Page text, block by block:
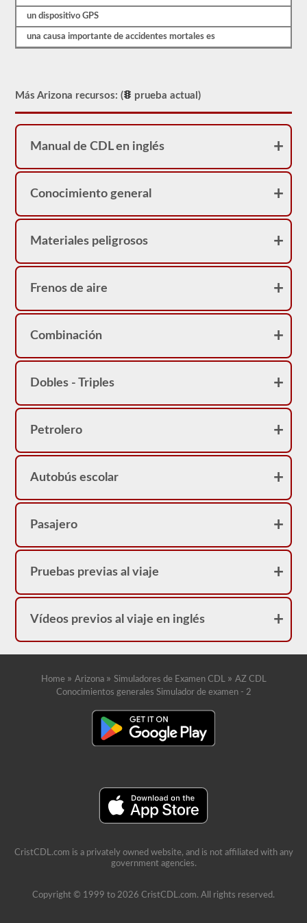
real.
un dispositivo GPS
una causa importante de accidentes mortales es
Más Arizona recursos: ( prueba actual)
Manual de CDL en inglés
Conocimiento general
Materiales peligrosos
Frenos de aire
Combinación
Dobles - Triples
Petrolero
Autobús escolar
Pasajero
Pruebas previas al viaje
Vídeos previos al viaje en inglés
Home » Arizona » Simuladores de Examen CDL » AZ CDL
Conocimientos generales Simulador de examen - 2
CristCDL.com is a privately owned website, and is not affiliated with any
government agencies.
Copyright © 1999 to 2026 CristCDL.com. All rights reserved.